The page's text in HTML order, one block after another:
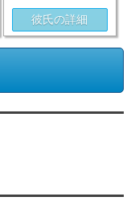
彼氏の詳細